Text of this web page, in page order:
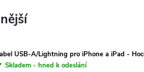
USB-A/Lightning pro iPhone a iPad -
Skladem - hned k odeslání